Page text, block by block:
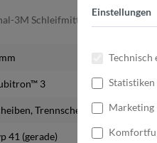
3M Schleifmittel mit fachlicher
3
, Trennscheibe
41 (gerade)
Einstellungen
Statistiken
Marketing